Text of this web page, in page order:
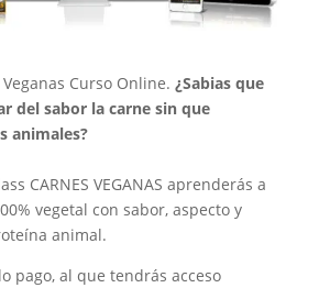
Curso Online. ¿Sabias que
del sabor la carne sin que
animales?
CARNES VEGANAS aprenderás a
vegetal con sabor, aspecto y
animal.
pago, al que tendrás acceso